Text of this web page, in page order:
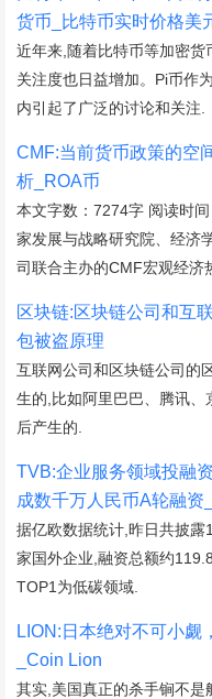
货币_比特币实时价格美
近年来,随着比特币等加密
关注度也日益增加。Pi币作
内引起了广泛的讨论和关注.
CMF:当前货币政策的空
析_ROA币
本文字数：7274字 阅读时
家发展与战略研究院、经济
司联合主办的CMF宏观经济
区块链:区块链公司和互
包被盗原理
互联网公司和区块链公司的
生的,比如阿里巴巴、腾讯、
后产生的.
TVB:企业服务领域投融
成数千万人民币A轮融资
据亿欧数据统计,昨日共披露
家国外企业,融资总额约
TOP1为低碳领域.
LION:日本绝对不可小觑
_Coin Lion
其实,美国真正的杀手锏不是